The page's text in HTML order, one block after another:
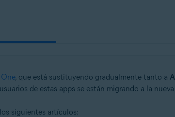
, que está sustituyendo gradualmente tanto a
de estas apps se están migrando a la
siguientes artículos: